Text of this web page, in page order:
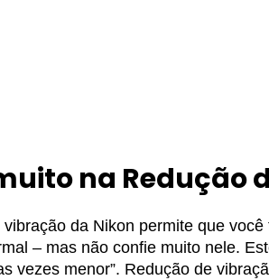
na Redução
da Nikon permite que
– mas não confie muito nele.
vezes menor”. Redução de